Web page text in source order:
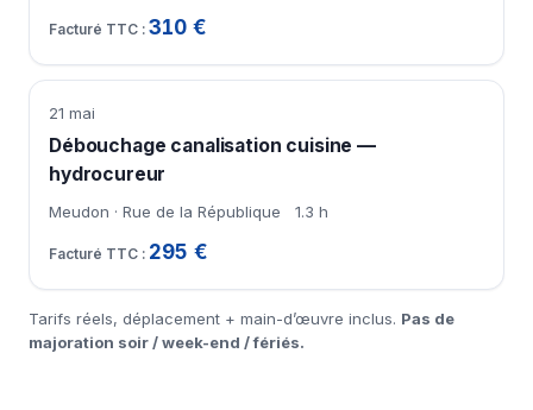
310 €
21 mai
Débouchage canalisation cuisine —
hydrocureur
Meudon · Rue de la République 1.3 h
295 €
Tarifs réels, déplacement + main-d’œuvre inclus. Pas de
majoration soir / week-end / fériés.